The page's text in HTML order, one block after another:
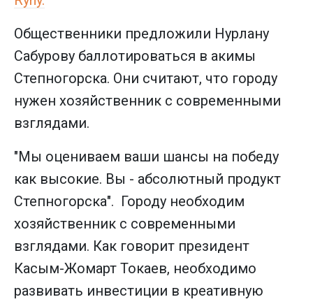
Общественники предложили Нурлану
Сабурову баллотироваться в акимы
Степногорска. Они считают, что городу
нужен хозяйственник с современными
взглядами.
"Мы оцениваем ваши шансы на победу
как высокие. Вы - абсолютный продукт
Степногорска". Городу необходим
хозяйственник с современными
взглядами. Как говорит президент
Касым-Жомарт Токаев, необходимо
развивать инвестиции в креативную